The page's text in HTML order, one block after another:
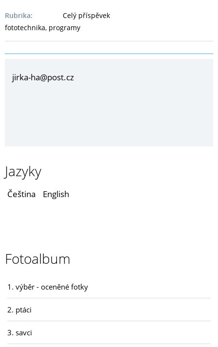
Celý příspěvek
Rubrika:
fototechnika, programy
jirka-ha@post.cz
Jazyky
Čeština English
Fotoalbum
1. výběr - oceněné fotky
2. ptáci
3. savci